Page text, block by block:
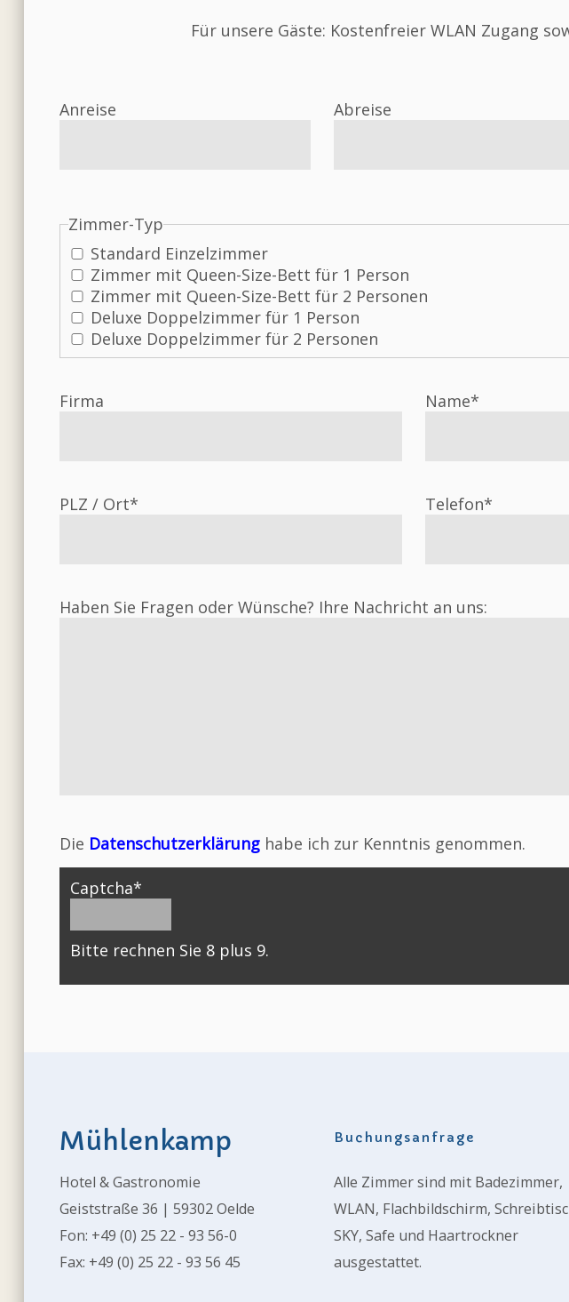
Für unsere Gäste: Kostenfreier WLAN Zugang
Anreise Abreise
Zimmer-Typ
Standard Einzelzimmer
Zimmer mit Queen-Size-Bett für 1 Person
Zimmer mit Queen-Size-Bett für 2 Personen
Deluxe Doppelzimmer für 1 Person
Deluxe Doppelzimmer für 2 Personen
Firma Name*
PLZ / Ort* Telefon*
Haben Sie Fragen oder Wünsche? Ihre Nachricht an uns:
Die Datenschutzerklärung habe ich zur Kenntnis genommen.
Captcha*
Bitte rechnen Sie 8 plus 9.
Mühlenkamp
Hotel & Gastronomie
Geiststraße 36 | 59302 Oelde
Fon: +49 (0) 25 22 - 93 56-0
Fax: +49 (0) 25 22 - 93 56 45
Buchungsanfrage
Alle Zimmer sind mit Badezimmer,
WLAN, Flachbildschirm,
SKY, Safe und Haartrockner
ausgestattet.